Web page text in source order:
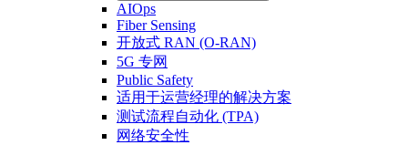
AIOps
Fiber Sensing
开放式 RAN (O-RAN)
5G 专网
Public Safety
适用于运营经理的解决方案
测试流程自动化 (TPA)
网络安全性